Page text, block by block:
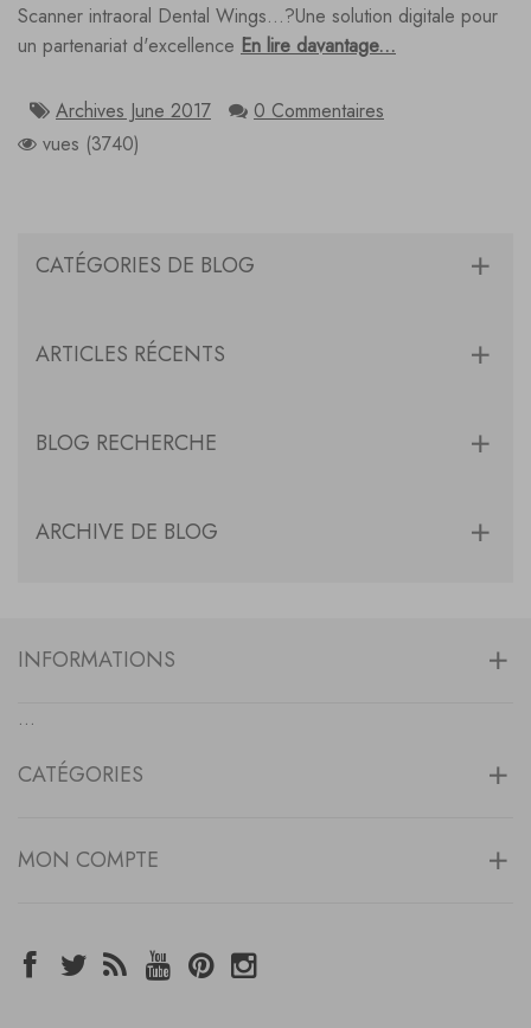
Scanner intraoral Dental Wings...?Une solution digitale pour
un partenariat d'excellence En lire davantage...
Archives June 2017
0 Commentaires
vues (3740)
CATÉGORIES DE BLOG
ARTICLES RÉCENTS
BLOG RECHERCHE
ARCHIVE DE BLOG
INFORMATIONS
...
CATÉGORIES
MON COMPTE